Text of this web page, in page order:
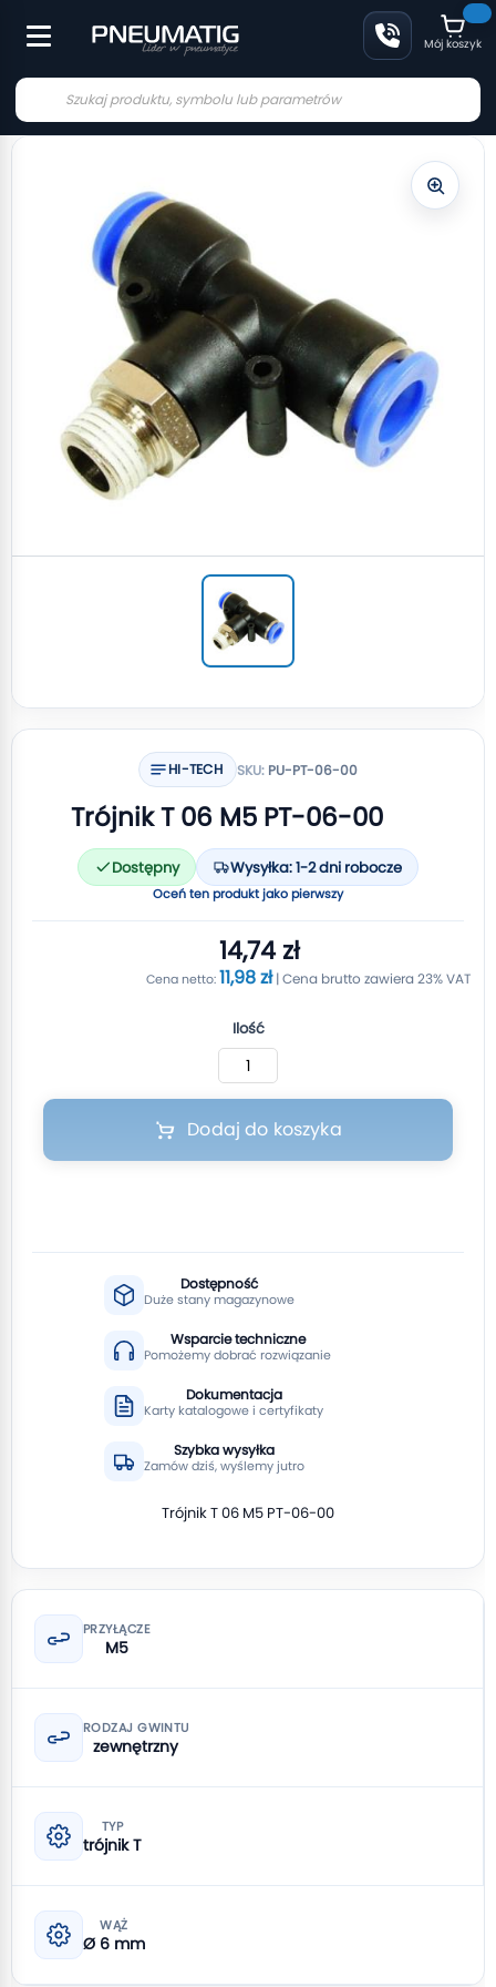
Mój koszyk
HI-TECH SKU:PU-PT-06-00
Trójnik T 06 M5 PT-06-00
Dostępny Wysyłka: 1-2 dni robocze
Oceń ten produkt jako pierwszy
14,74 zł
11,98 zł
Ilość
Dodaj do koszyka
Dostępność
Duże stany magazynowe
Wsparcie techniczne
Pomożemy dobrać rozwiązanie
Dokumentacja
Karty katalogowe i certyfikaty
Szybka wysyłka
Zamów dziś, wyślemy jutro
Trójnik T 06 M5 PT-06-00
PRZYŁĄCZE
M5
RODZAJ GWINTU
zewnętrzny
TYP
trójnik T
WĄŻ
Ø 6 mm